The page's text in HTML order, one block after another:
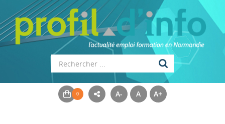
A- A A+